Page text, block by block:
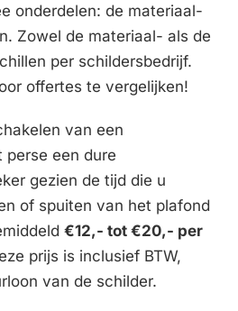
onderdelen: de materiaal-
Zowel de materiaal- als de
per schildersbedrijf.
offertes te vergelijken!
van een
perse een dure
gezien de tijd die u
of spuiten van het plafond
€12,- tot €20,- per
prijs is inclusief BTW,
van de schilder.